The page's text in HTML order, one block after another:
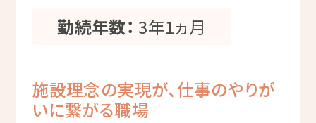
勤続年数：3年1ヵ月
施設理念の実現が、仕事のやりが
いに繋がる職場